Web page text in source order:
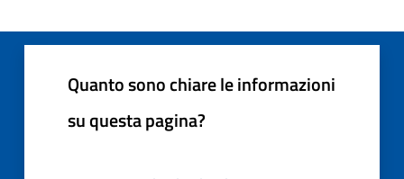
Quanto sono chiare le informazioni
su questa pagina?